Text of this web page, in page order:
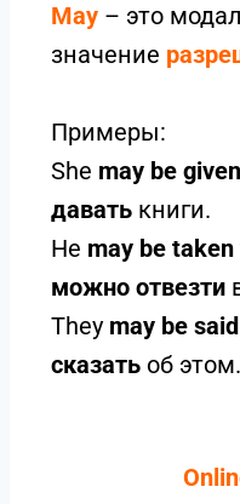
May – это
значение
Примеры:
She may be given
давать книги.
He may be taken
можно отвезти
They may be said
сказать об этом.